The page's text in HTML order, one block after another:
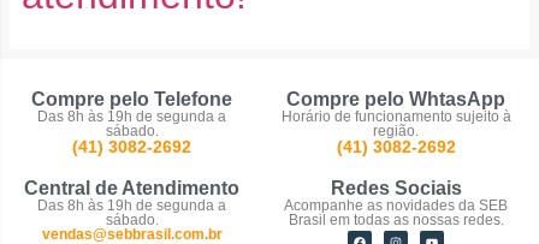
Compre pelo Telefone
Das 8h às 19h de segunda a
sábado.
(41) 3082-2692
Compre pelo WhtasApp
Horário de funcionamento sujeito à
região.
(41) 3082-2692
Central de Atendimento
Das 8h às 19h de segunda a
sábado.
vendas@sebbrasil.com.br
Redes Sociais
Acompanhe as novidades da SEB
Brasil em todas as nossas redes.